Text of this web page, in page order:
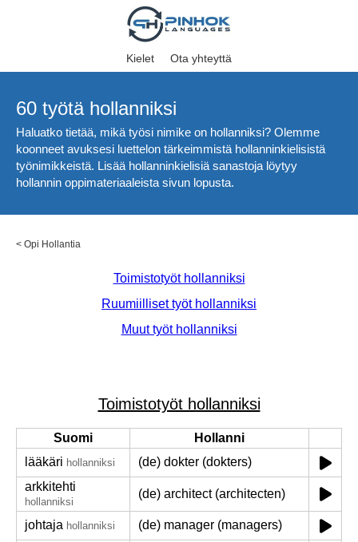
Kielet Ota yhteyttä
60 työtä hollanniksi
Haluatko tietää, mikä työsi nimike on hollanniksi? Olemme
koonneet avuksesi luettelon tärkeimmistä hollanninkielisistä
työnimikkeistä. Lisää hollanninkielisiä sanastoja löytyy
hollannin oppimateriaaleista sivun lopusta.
< Opi Hollantia
Toimistotyöt hollanniksi
Ruumiilliset työt hollanniksi
Muut työt hollanniksi
Toimistotyöt hollanniksi
Suomi
Hollanni
lääkäri hollanniksi
(de) dokter (dokters)
arkkitehti
hollanniksi
(de) architect (architecten)
johtaja hollanniksi (de) manager (managers)